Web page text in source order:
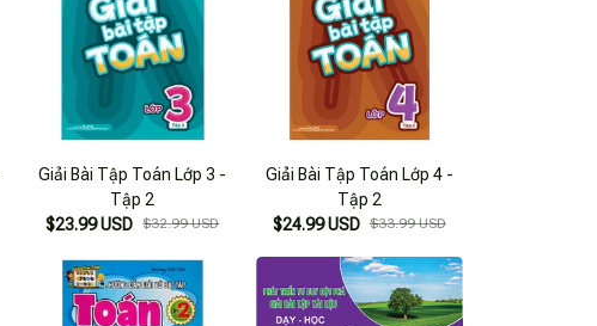
Giải Bài Tập Toán Lớp 3 -
Tập 2
$23.99 USD
$32.99 USD
Giải Bài Tập Toán Lớp 4 -
Tập 2
$24.99 USD $33.99 USD